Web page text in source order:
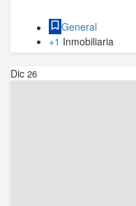
General
+1 Inmobiliaria
Dic 26